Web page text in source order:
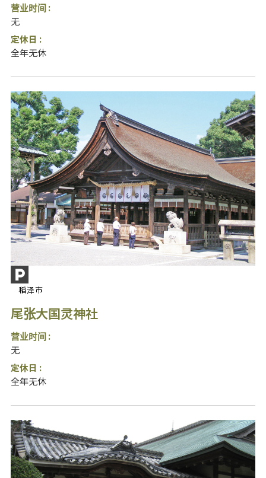
营业时间 :
无
定休日 :
全年无休
稻泽市
尾张大国灵神社
营业时间 :
无
定休日 :
全年无休